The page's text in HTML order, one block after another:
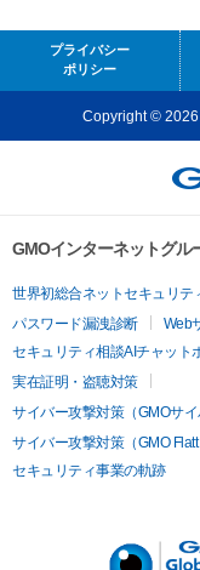
プライバシー
ポリシー
Copyright © 2026
GMOインターネットグル
世界初総合ネットセキュリテ
パスワード漏洩診断
Web
セキュリティ相談AIチャット
実在証明・盗聴対策
サイバー攻撃対策（GMOサ
サイバー攻撃対策（GMO Flatt
セキュリティ事業の軌跡